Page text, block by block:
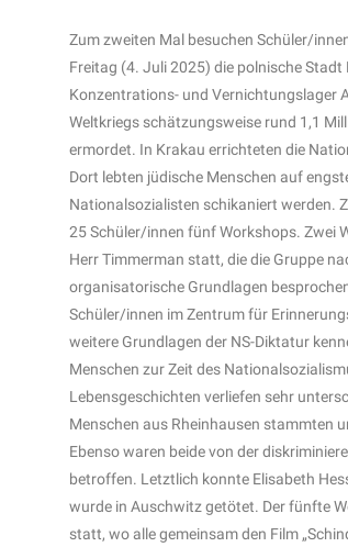
Zum zweiten Mal besuchen Schüler/
Freitag (4. Juli 2025) die polnische
Konzentrations- und Vernichtungslager
Weltkriegs schätzungsweise rund 1,1
ermordet. In Krakau errichteten die
Dort lebten jüdische Menschen auf
Nationalsozialisten schikaniert werden.
25 Schüler/innen fünf Workshops. Zwei
Herr Timmerman statt, die die Gruppe
organisatorische Grundlagen
Schüler/innen im Zentrum für
weitere Grundlagen der NS-Diktatur
Menschen zur Zeit des
Lebensgeschichten verliefen sehr
Menschen aus Rheinhausen stammten
Ebenso waren beide von der
betroffen. Letztlich konnte Elisabeth
wurde in Auschwitz getötet. Der fünfte
statt, wo alle gemeinsam den Film